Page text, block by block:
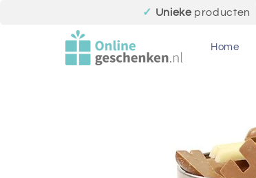
✓ Unieke producten
Home